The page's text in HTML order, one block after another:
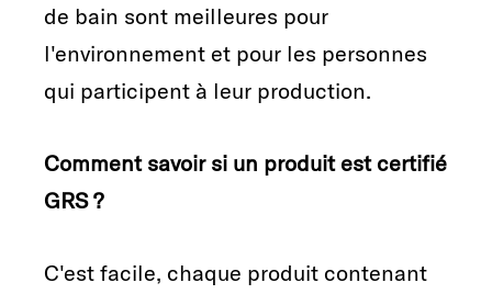
de bain sont meilleures pour
l'environnement et pour les personnes
qui participent à leur production.
Comment savoir si un produit est certifié
GRS ?
C'est facile, chaque produit contenant